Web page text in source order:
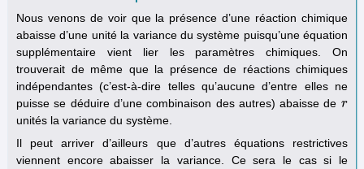
Nous venons de voir que la présence d’une réaction chimique
abaisse d’une unité la variance du système puisqu’une équation
supplémentaire vient lier les paramètres chimiques. On
trouverait de même que la présence de réactions chimiques
indépendantes (c’est-à-dire telles qu’aucune d’entre elles ne
puisse se déduire d’une combinaison des autres) abaisse de r
r
unités la variance du système.
Il peut arriver d’ailleurs que d’autres équations restrictives
viennent encore abaisser la variance. Ce sera le cas si le